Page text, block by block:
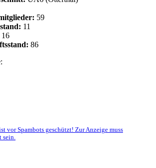
59
11
16
86
vor Spambots geschützt! Zur Anzeige muss
sein.